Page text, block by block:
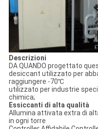
Descrizioni
DA QUANDO progettato
desiccant utilizzato per
raggiungere -70℃
utilizzato per industrie
chimica;
Essiccanti di alta qualità
Allumina attivata extra di
in ogni torre